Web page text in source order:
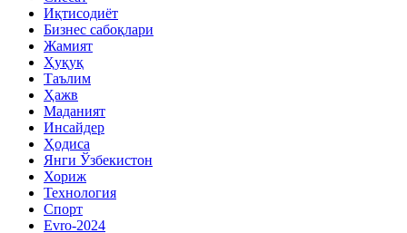
Иқтисодиёт
Бизнес сабоқлари
Жамият
Ҳуқуқ
Таълим
Ҳажв
Маданият
Инсайдер
Ҳодиса
Янги Ўзбекистон
Хориж
Технология
Спорт
Evro-2024